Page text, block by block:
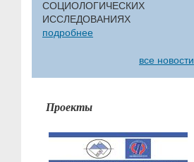
СОЦИОЛОГИЧЕСКИХ
ИССЛЕДОВАНИЯХ
подробнее
все новости
Проекты